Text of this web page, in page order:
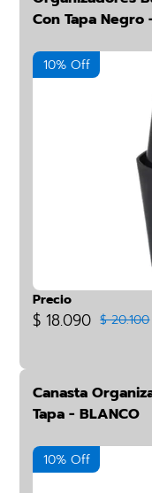
Con Tapa Negro
10% Off
Precio
$ 18.090 $ 20.100
Canasta
Tapa - BLANCO
10% Off